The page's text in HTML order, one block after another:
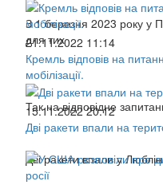
З 1 березня 2023 року у
для тих
21.11.2022 11:14
Кремль відповів на
мобілізації.
Так на відповідне
15.11.2022 20:12
Дві ракети впали на
Дві ракети впали у